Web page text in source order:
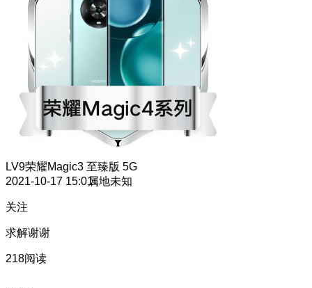
LV9荣耀Magic3 至臻版 5G
2021-10-17 15:01属地未知
关注
求解谢谢
218阅读